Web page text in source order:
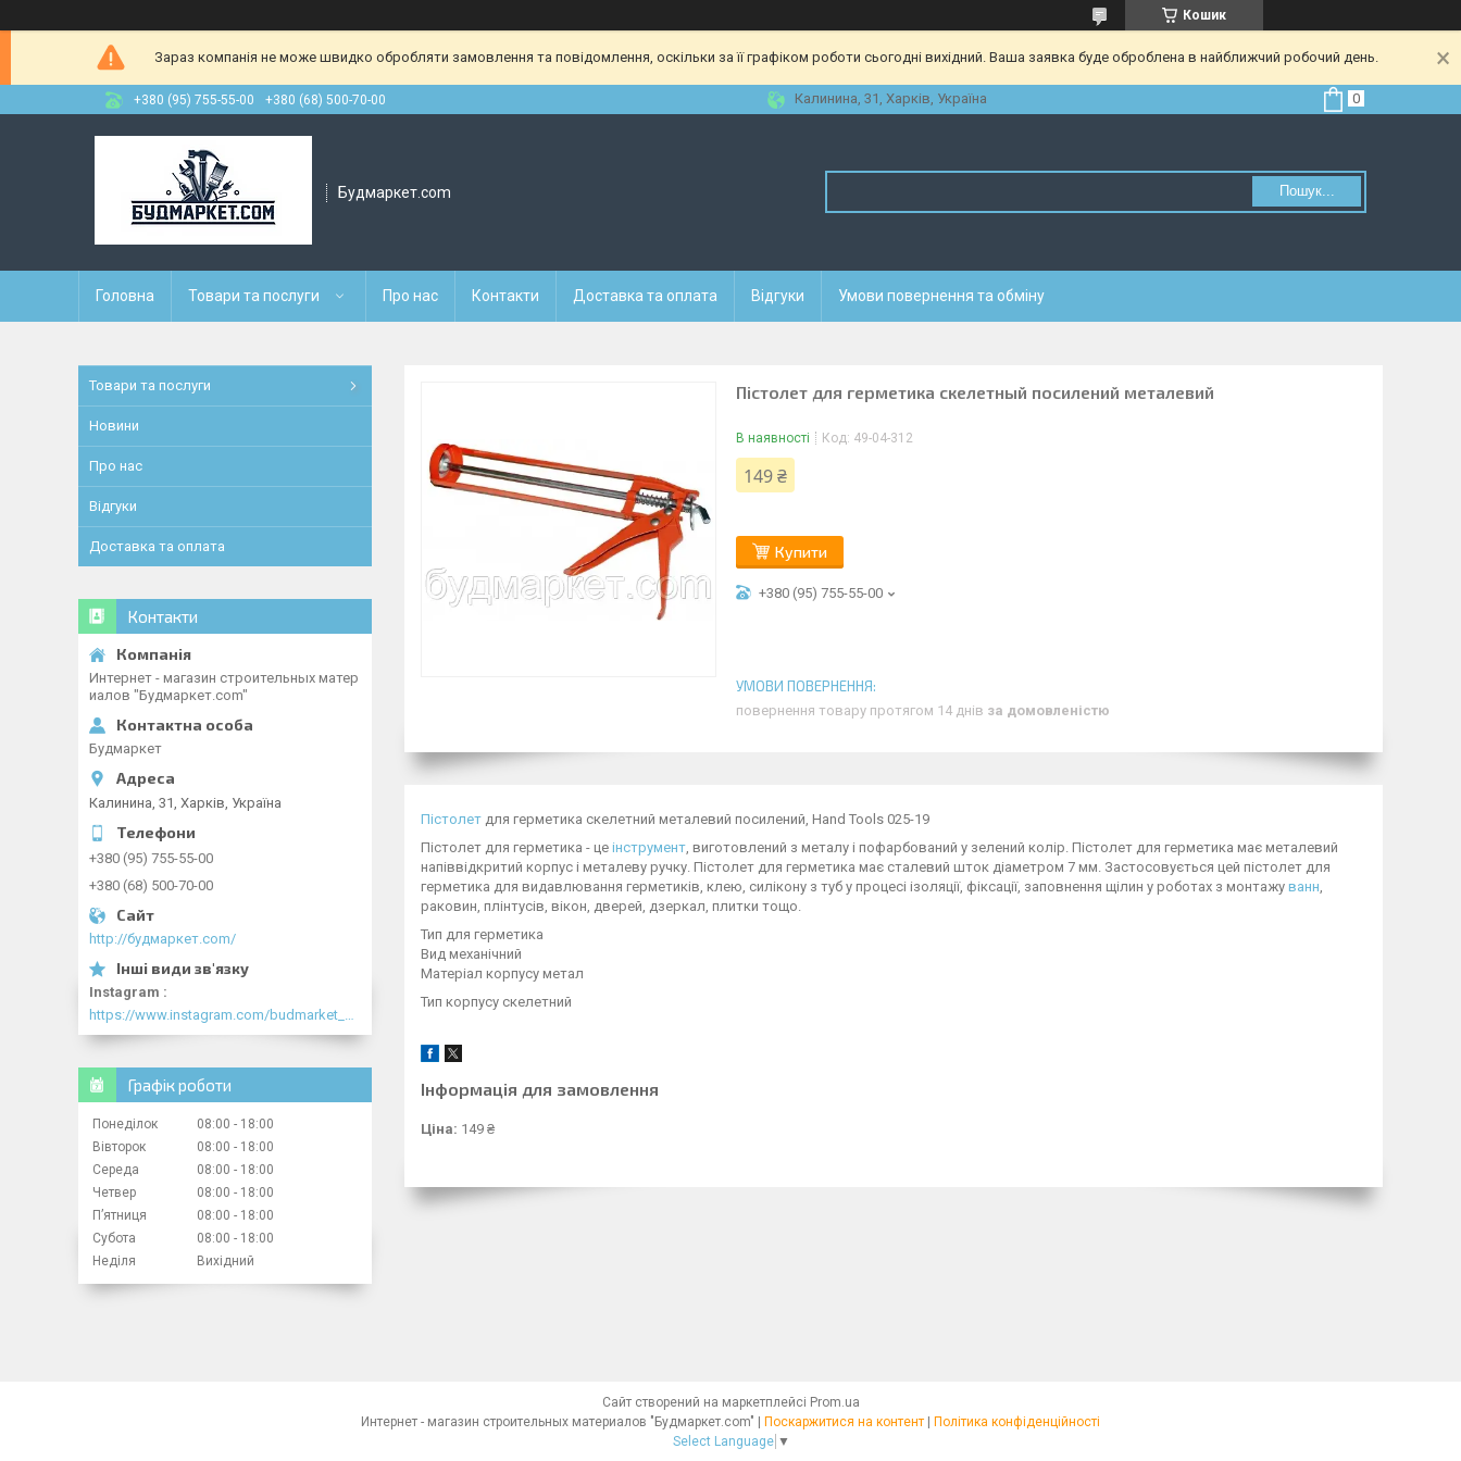
Кошик
Зараз компанія не може швидко обробляти замовлення та повідомлення, оскільки за її графіком роботи сьогодні вихідний. Ваша заявка буде оброблена в найближчий робочий день.
+380 (95) 755-55-00 +380 (68) 500-70-00 Калинина, 31, Харків, Україна
Будмаркет.com Пошук...
Головна Товари та послуги Про нас Контакти Доставка та оплата Відгуки Умови повернення та обміну
Пістолет для герметика скелетный посилений металевий
В наявності Код: 49-04-312
149 ₴
Купити
+380 (95) 755-55-00
повернення товару протягом 14 днів за домовленістю
Пістолет для герметика скелетний металевий посилений, Hand Tools 025-19
Пістолет для герметика - це інструмент , виготовлений з металу і пофарбований у зелений колір. Пістолет для герметика має металевий
напіввідкритий корпус і металеву ручку. Пістолет для герметика має сталевий шток діаметром 7 мм. Застосовується цей пістолет для
герметика для видавлювання герметиків, клею, силікону з туб у процесі ізоляції, фіксації, заповнення щілин у роботах з монтажу ванн
раковин, плінтусів, вікон, дверей, дзеркал, плитки тощо.
Тип для герметика
Вид механічний
Матеріал корпусу метал
Тип корпусу скелетний
Інформація для замовлення
Ціна: 149 ₴
Товари та послуги
Новини
Про нас
Відгуки
Доставка та оплата
Контакти
Интернет - магазин строительных матер
иалов "Будмаркет.com"
Будмаркет
Калинина, 31, Харків, Україна
+380 (95) 755-55-00
+380 (68) 500-70-00
http://будмаркет.com/
Instagram
Графік роботи
Понеділок 08:00
18:00
Вівторок
08:00
18:00
Середа
08:00
18:00
Четвер
08:00
18:00
Пʼятниця
08:00
18:00
Субота
08:00
18:00
Неділя
Вихідний
Сайт створений на маркетплейсі Prom.ua
Интернет - магазин строительных материалов "Будмаркет.com" | Поскаржитися на контент | Політика конфіденційності
Select Language ▼